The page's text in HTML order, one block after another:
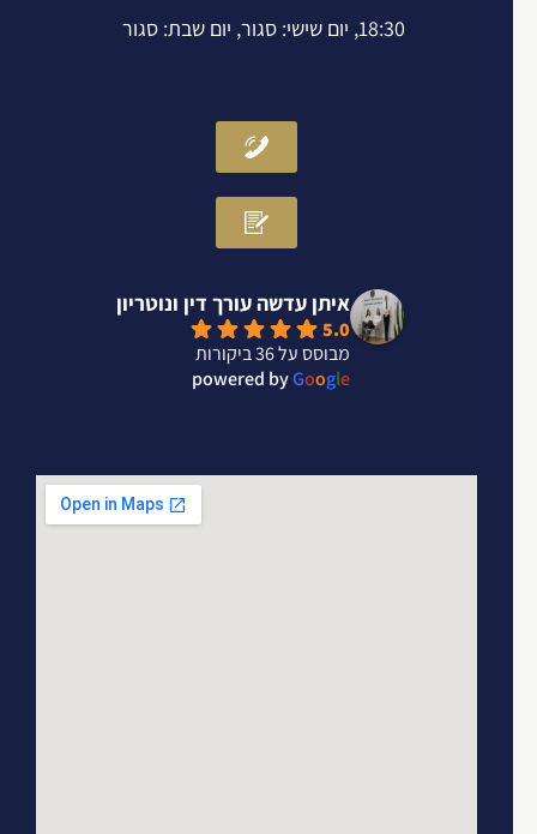
איתן עדשה עורך דין ונוטריון
5.0
מבוסס על 36 ביקורות
powered byGoogl
18:30, יום שישי: סגור, יום שבת: סגור